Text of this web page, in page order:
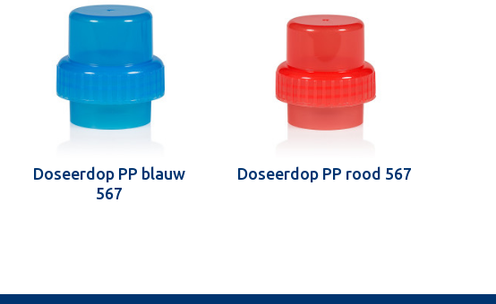
Doseerdop PP blauw
567
Doseerdop PP rood 567